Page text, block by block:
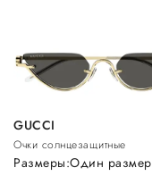
GUCCI
Очки солнцезащитные
Размеры:Один размер